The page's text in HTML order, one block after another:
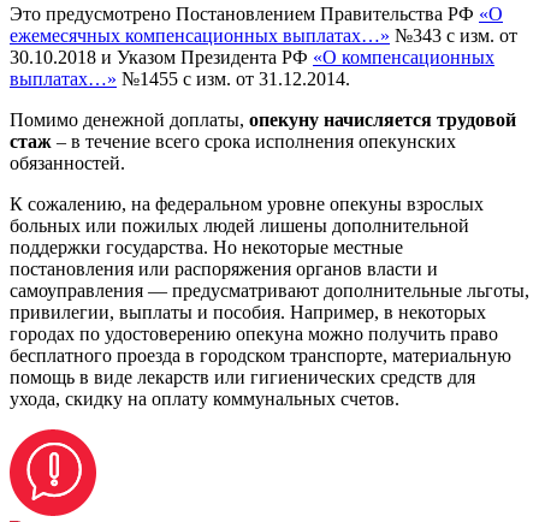
Это предусмотрено Постановлением Правительства РФ «О
ежемесячных компенсационных выплатах…» №343 с изм. от
30.10.2018 и Указом Президента РФ «О компенсационных
выплатах…» №1455 с изм. от 31.12.2014.
Помимо денежной доплаты, опекуну начисляется трудовой
стаж – в течение всего срока исполнения опекунских
обязанностей.
К сожалению, на федеральном уровне опекуны взрослых
больных или пожилых людей лишены дополнительной
поддержки государства. Но некоторые местные
постановления или распоряжения органов власти и
самоуправления — предусматривают дополнительные льготы,
привилегии, выплаты и пособия. Например, в некоторых
городах по удостоверению опекуна можно получить право
бесплатного проезда в городском транспорте, материальную
помощь в виде лекарств или гигиенических средств для
ухода, скидку на оплату коммунальных счетов.